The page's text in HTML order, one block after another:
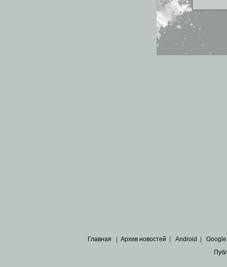
Главная Архив новостей Android Google